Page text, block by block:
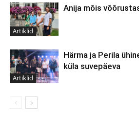
Artiklid
Anija mõis
Artiklid
Härma ja Perila
küla suvepäeva